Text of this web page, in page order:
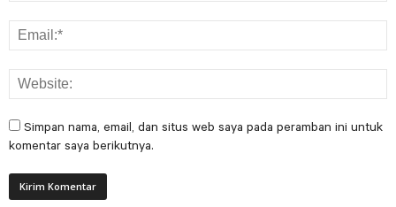
Simpan nama, email, dan situs web saya pada peramban ini untuk
komentar saya berikutnya.